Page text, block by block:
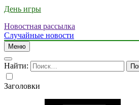
День игры
Новостная рассылка
Случайные новости
Меню
Найти:
Заголовки